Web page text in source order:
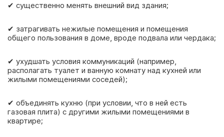
✔ существенно менять внешний вид здания;
✔ затрагивать нежилые помещения и помещения
общего пользования в доме, вроде подвала или чердака;
✔ ухудшать условия коммуникаций (например,
располагать туалет и ванную комнату над кухней или
жилыми помещениями соседей);
✔ объединять кухню (при условии, что в ней есть
газовая плита) с другими жилыми помещениями в
квартире;